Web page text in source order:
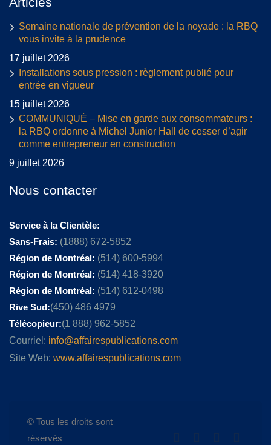
Semaine nationale de prévention de la noyade : la RBQ
vous invite à la prudence
17 juillet 2026
Installations sous pression : règlement publié pour
entrée en vigueur
15 juillet 2026
COMMUNIQUÉ – Mise en garde aux consommateurs :
la RBQ ordonne à Michel Junior Hall de cesser d’agir
comme entrepreneur en construction
9 juillet 2026
Nous contacter
Service à la Clientèle:
Sans-Frais: (1888) 672-5852
Région de Montréal: (514) 600-5994
Région de Montréal: (514) 418-3920
Région de Montréal: (514) 612-0498
Rive Sud:(450) 486 4979
Télécopieur:(1 888) 962-5852
Courriel: info@affairespublications.com
Site Web: www.affairespublications.com
© Tous les droits sont
réservés